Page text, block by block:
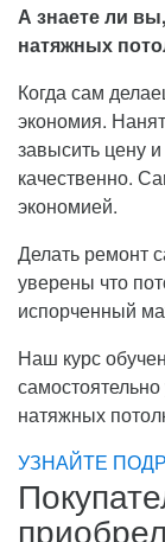
А знаете ли
натяжных
Когда сам
экономия.
завысить цену
качественно.
экономией.
Делать ремонт
уверены что
испорченный
Наш курс
натяжных
УЗНАЙТЕ